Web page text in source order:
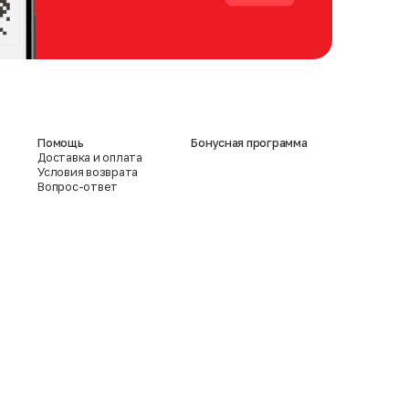
Помощь
Доставка и оплата
Условия возврата
Вопрос-ответ
Бонусная программа